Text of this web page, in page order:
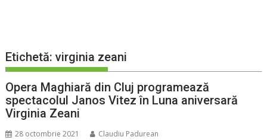
Etichetă:virginia zeani
Opera Maghiară din Cluj programează
spectacolul Janos Vitez în Luna aniversară
Virginia Zeani
28 octombrie 2021 Claudiu Padurean